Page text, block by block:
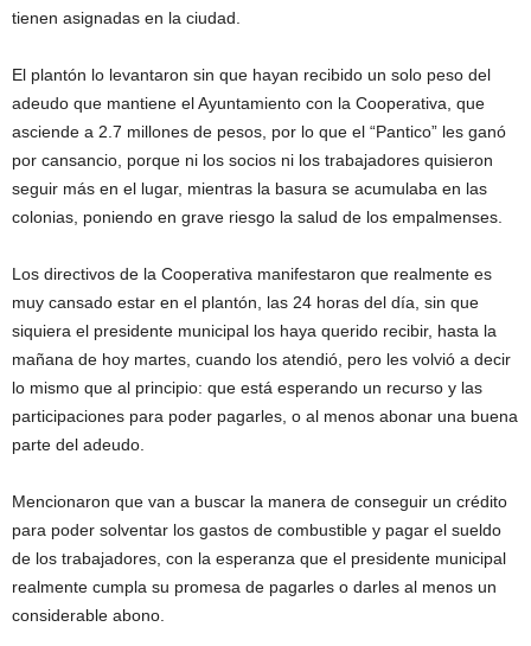
tienen asignadas en la ciudad.
El plantón lo levantaron sin que hayan recibido un solo peso del
adeudo que mantiene el Ayuntamiento con la Cooperativa, que
asciende a 2.7 millones de pesos, por lo que el “Pantico” les ganó
por cansancio, porque ni los socios ni los trabajadores quisieron
seguir más en el lugar, mientras la basura se acumulaba en las
colonias, poniendo en grave riesgo la salud de los empalmenses.
Los directivos de la Cooperativa manifestaron que realmente es
muy cansado estar en el plantón, las 24 horas del día, sin que
siquiera el presidente municipal los haya querido recibir, hasta la
mañana de hoy martes, cuando los atendió, pero les volvió a decir
lo mismo que al principio: que está esperando un recurso y las
participaciones para poder pagarles, o al menos abonar una buena
parte del adeudo.
Mencionaron que van a buscar la manera de conseguir un crédito
para poder solventar los gastos de combustible y pagar el sueldo
de los trabajadores, con la esperanza que el presidente municipal
realmente cumpla su promesa de pagarles o darles al menos un
considerable abono.